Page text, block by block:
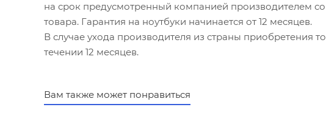
на срок предусмотренный компанией производителем
товара. Гарантия на ноутбуки начинается от 12 месяцев.
В случае ухода производителя из страны приобретения
течении 12 месяцев.
Вам также может понравиться